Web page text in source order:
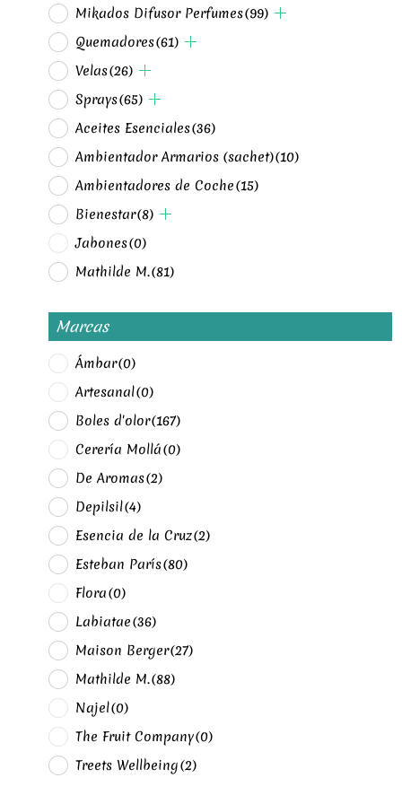
Mikados Difusor Perfumes(99)
Quemadores(61)
Velas(26)
Sprays(65)
Aceites Esenciales(36)
Ambientador Armarios (sachet)(10)
Ambientadores de Coche(15)
Bienestar(8)
Jabones(0)
Mathilde M.(81)
Marcas
Ámbar(0)
Artesanal(0)
Boles d'olor(167)
Cerería Mollá(0)
De Aromas(2)
Depilsil(4)
Esencia de la Cruz(2)
Esteban París(80)
Flora(0)
Labiatae(36)
Maison Berger(27)
Mathilde M.(88)
Najel(0)
The Fruit Company(0)
Treets Wellbeing(2)